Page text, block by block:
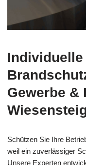
Individuelle
Gewerbe &
Schützen Sie Ihre
weil ein zuverlässiger
Unsere Experten